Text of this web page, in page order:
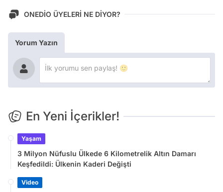
ONEDİO ÜYELERİ NE DİYOR?
Yorum Yazın
En Yeni İçerikler!
Yaşam
3 Milyon Nüfuslu Ülkede 6 Kilometrelik Altın Damarı
Keşfedildi: Ülkenin Kaderi Değişti
Video